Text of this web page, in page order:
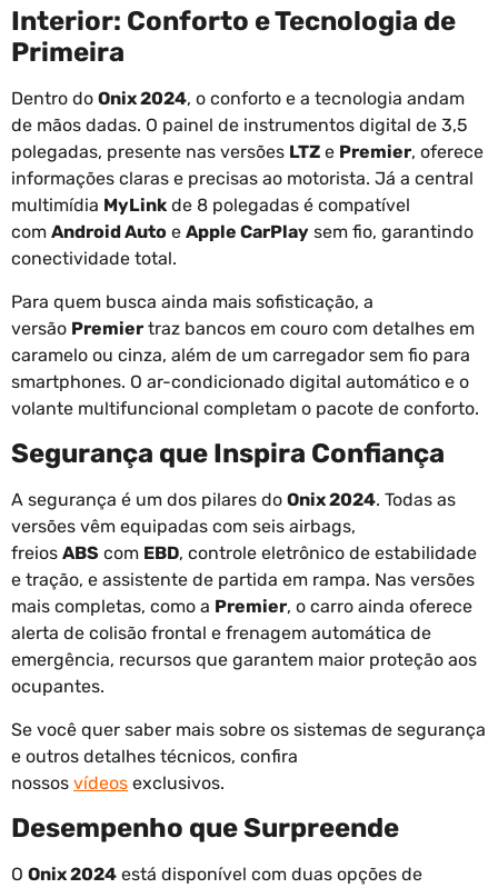
Interior: Conforto e Tecnologia de
Primeira
Dentro do Onix 2024, o conforto e a tecnologia andam
de mãos dadas. O painel de instrumentos digital de 3,5
polegadas, presente nas versões LTZ e Premier, oferece
informações claras e precisas ao motorista. Já a central
multimídia MyLink de 8 polegadas é compatível
com Android Auto e Apple CarPlay sem fio, garantindo
conectividade total.
Para quem busca ainda mais sofisticação, a
versão Premier traz bancos em couro com detalhes em
caramelo ou cinza, além de um carregador sem fio para
smartphones. O ar-condicionado digital automático e o
volante multifuncional completam o pacote de conforto.
Segurança que Inspira Confiança
A segurança é um dos pilares do Onix 2024. Todas as
versões vêm equipadas com seis airbags,
freios ABS com EBD, controle eletrônico de estabilidade
e tração, e assistente de partida em rampa. Nas versões
mais completas, como a Premier, o carro ainda oferece
alerta de colisão frontal e frenagem automática de
emergência, recursos que garantem maior proteção aos
ocupantes.
Se você quer saber mais sobre os sistemas de segurança
e outros detalhes técnicos, confira
nossos vídeos exclusivos.
Desempenho que Surpreende
O Onix 2024 está disponível com duas opções de